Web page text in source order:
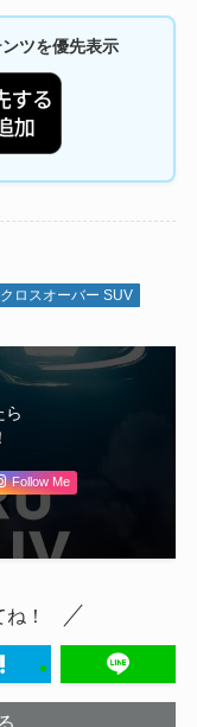
ツを優先表示
クロスオーバー SUV
ら
Follow Me
！